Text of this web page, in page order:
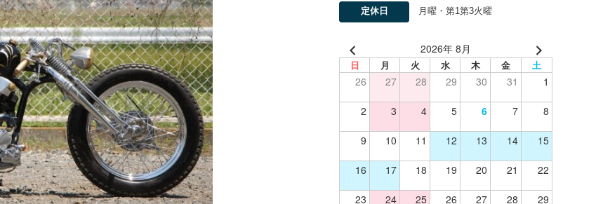
定休日 月曜・第1第3火曜
2026年 8月
日 月 火 水 木 金 土
26 27 28 29 30 31 1
2 3 4 5 6 7 8
9 10 11 12 13 14 15
16 17 18 19 20 21 22
23 24 25 26 27 28 29